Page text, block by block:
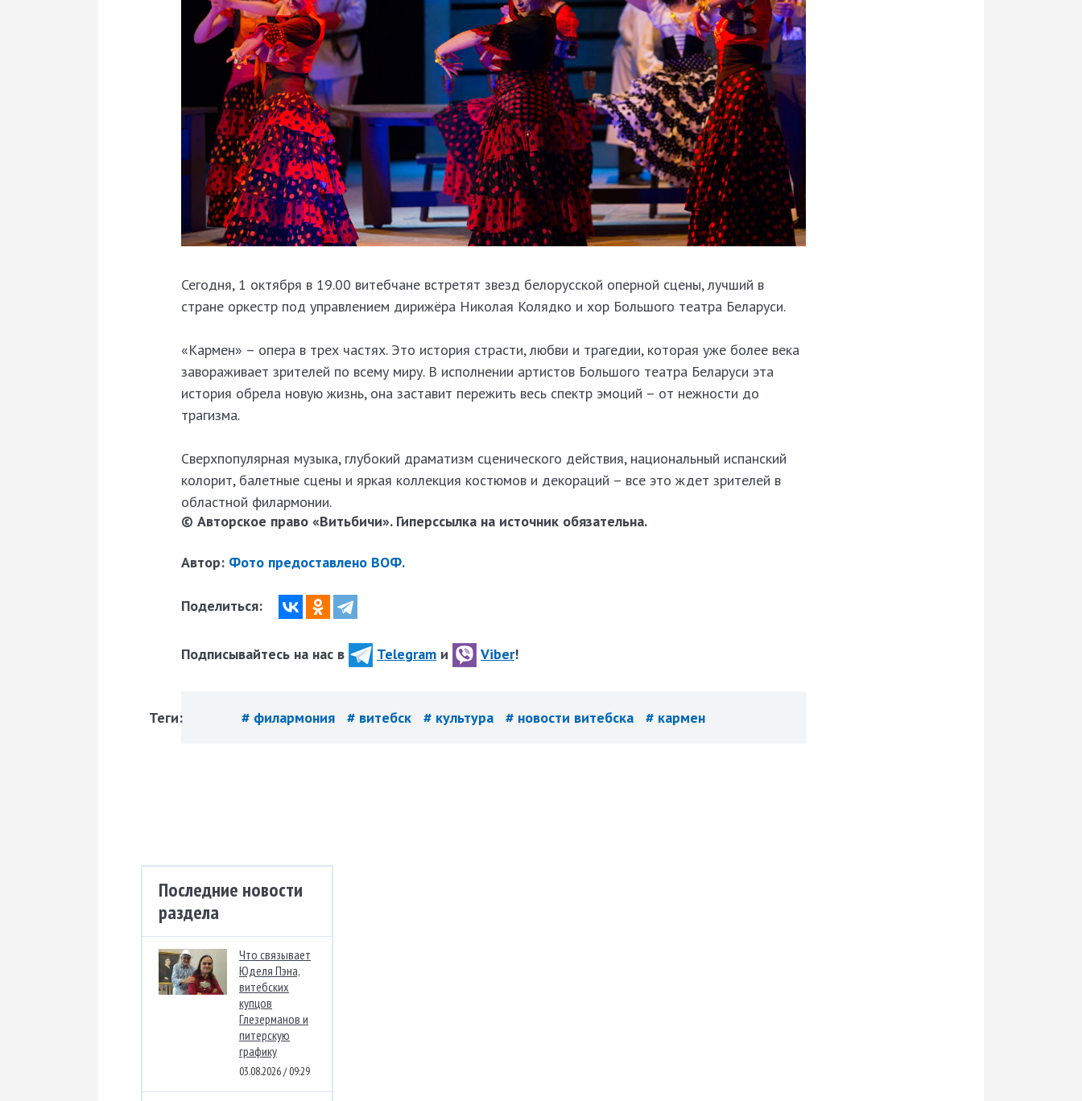
Сегодня, 1 октября в 19.00 витебчане встретят звезд белорусской оперной сцены, лучший в
стране оркестр под управлением дирижёра Николая Колядко и хор Большого театра Беларуси.
«Кармен» – опера в трех частях. Это история страсти, любви и трагедии, которая уже более века
завораживает зрителей по всему миру. В исполнении артистов Большого театра Беларуси эта
история обрела новую жизнь, она заставит пережить весь спектр эмоций – от нежности до
трагизма.
Сверхпопулярная музыка, глубокий драматизм сценического действия, национальный испанский
колорит, балетные сцены и яркая коллекция костюмов и декораций – все это ждет зрителей в
областной филармонии.
© Авторское право «Витьбичи». Гиперссылка на источник обязательна.
Автор: Фото предоставлено ВОФ.
Поделиться:
Подписывайтесь на нас в Telegram и Viber!
Теги: # филармония # витебск # культура # новости витебска # кармен
Последние новости
раздела
Что связывает
Юделя Пэна,
витебских
купцов
Глезерманов и
питерскую
графику
03.08.2026 / 09:29